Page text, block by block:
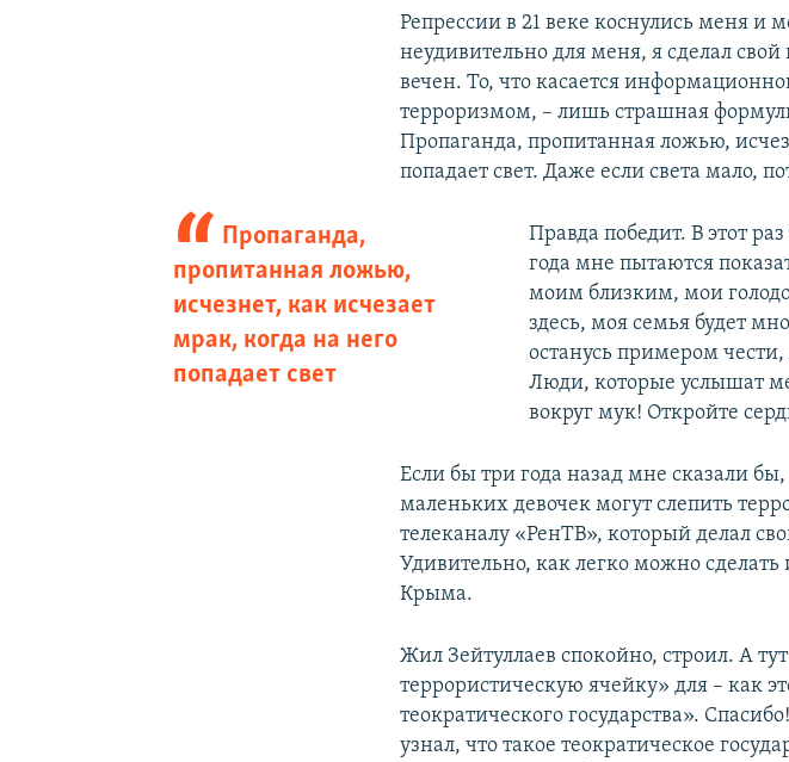
Репрессии в 21 веке коснулись меня и
неудивительно для меня, я сделал
вечен. То, что касается
терроризмом, – лишь страшная
Пропаганда, пропитанная ложью,
попадает свет. Даже если света мало,
Пропаганда,
пропитанная ложью,
исчезнет, как исчезает
мрак, когда на него
попадает свет
Правда победит. В этот
года мне пытаются
моим близким, мои
здесь, моя семья будет
останусь примером
Люди, которые услышат
вокруг мук! Откройте
Если бы три года назад мне сказали бы,
маленьких девочек могут слепить
телеканалу «РенТВ», который делал
Удивительно, как легко можно сделать
Крыма.
Жил Зейтуллаев спокойно, строил. А
террористическую ячейку» для – как
теократического государства».
узнал, что такое теократическое